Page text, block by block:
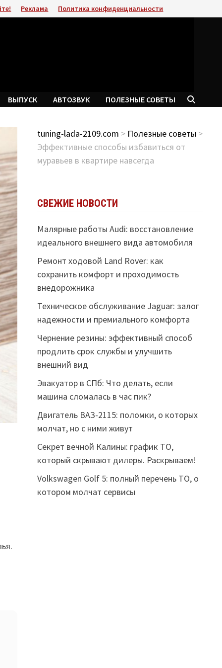
Реклама Политика конфиденциальности
ВЫПУСК АВТОЗВУК ПОЛЕЗНЫЕ СОВЕТЫ
tuning-lada-2109.com > Полезные советы >
Эффективные способы избавиться от
муравьев в квартире навсегда
СВЕЖИЕ НОВОСТИ
Малярные работы Audi: восстановление
идеального внешнего вида автомобиля
Ремонт ходовой Land Rover: как
сохранить комфорт и проходимость
внедорожника
Техническое обслуживание Jaguar: залог
надежности и премиального комфорта
Чернение резины: эффективный способ
продлить срок службы и улучшить
внешний вид
Эвакуатор в СПб: Что делать, если
машина сломалась в час пик?
Двигатель ВАЗ-2115: поломки, о которых
молчат, но с ними живут
Секрет вечной Калины: график ТО,
который скрывают дилеры. Раскрываем!
Volkswagen Golf 5: полный перечень ТО, о
котором молчат сервисы